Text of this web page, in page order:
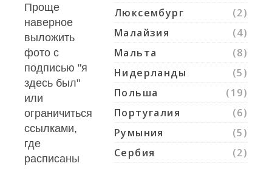
Проще
наверное
выложить
фото с
подписью "я
здесь был"
или
ограничиться
ссылками,
где
расписаны
Люксембург
(2)
Малайзия
(4)
Мальта
(8)
Нидерланды
(5)
Польша
(19)
Португалия
(6)
Румыния
(5)
Сербия
(2)